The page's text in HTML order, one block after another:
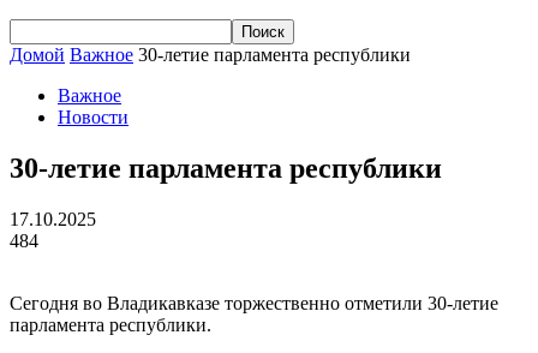
Домой Важное 30-летие парламента республики
Важное
Новости
30-летие парламента республики
17.10.2025
484
Сегодня во Владикавказе торжественно отметили 30-летие
парламента республики.